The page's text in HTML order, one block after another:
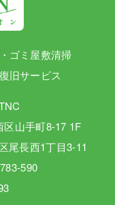
ゴミ屋敷清掃
旧サービス
山手町8-17 1F
尾長西1丁目3-11
590